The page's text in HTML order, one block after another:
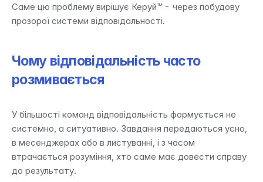
Саме цю проблему вирішує Керуй™ - через побудову
прозорої системи відповідальності.
Чому відповідальність часто
розмивається
У більшості команд відповідальність формується не
системно, а ситуативно. Завдання передаються усно,
в месенджерах або в листуванні, і з часом
втрачається розуміння, хто саме має довести справу
до результату.